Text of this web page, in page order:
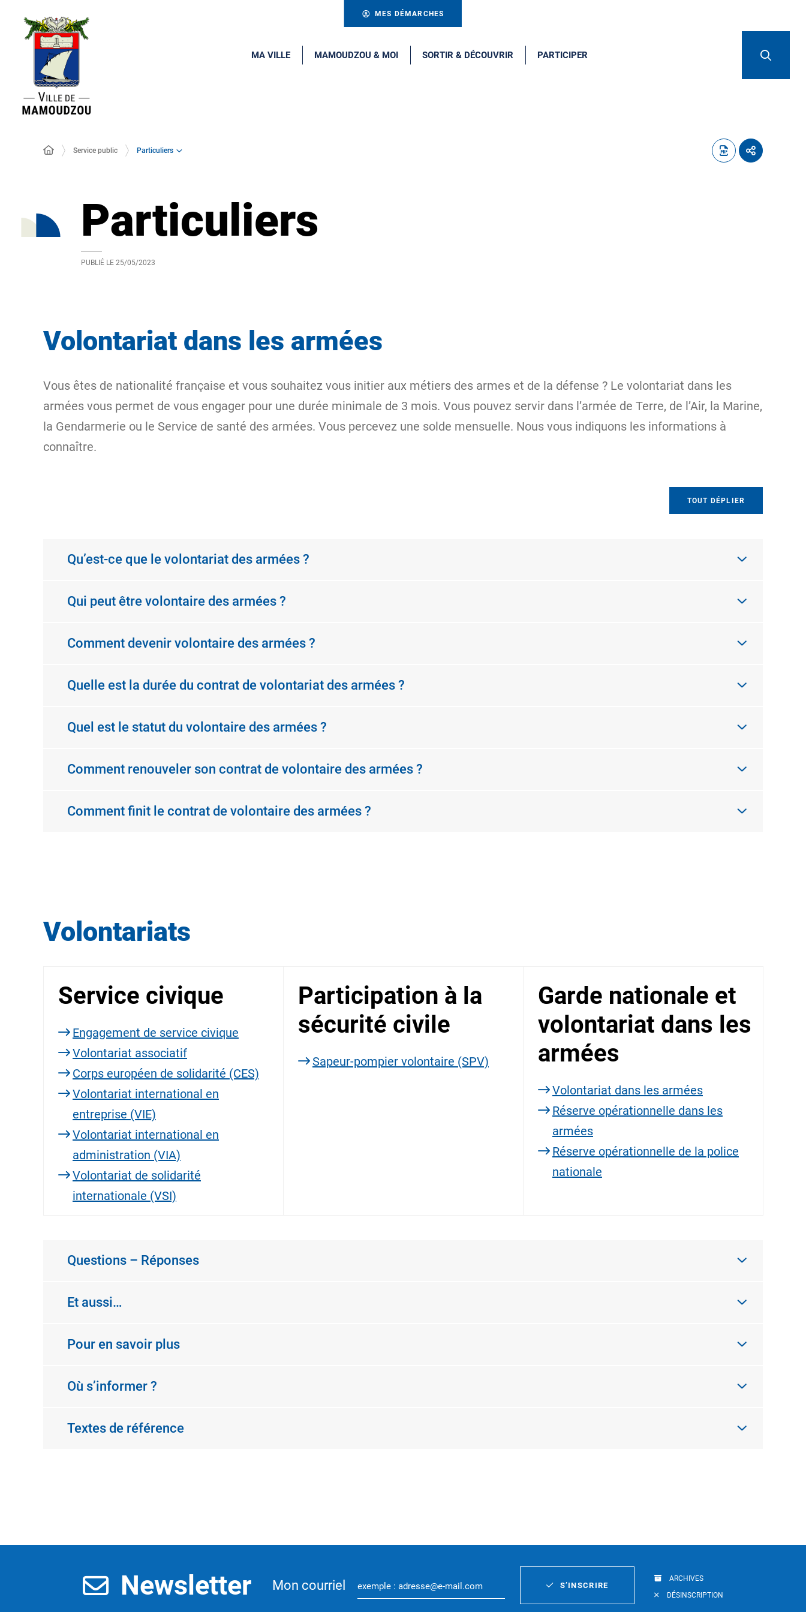
MES DÉMARCHES
MA VILLE MAMOUDZOU & MOI SORTIR & DÉCOUVRIR PARTICIPER
Service public Particuliers
Particuliers
PUBLIÉ LE 25/05/2023
Volontariat dans les armées
Vous êtes de nationalité française et vous souhaitez vous initier aux métiers des armes et de la défense ? Le volontariat dans les
armées vous permet de vous engager pour une durée minimale de 3 mois. Vous pouvez servir dans l’armée de Terre, de l’Air, la Marine,
la Gendarmerie ou le Service de santé des armées. Vous percevez une solde mensuelle. Nous vous indiquons les informations à
connaître.
TOUT DÉPLIER
Qu’est-ce que le volontariat des armées ?
Qui peut être volontaire des armées ?
Comment devenir volontaire des armées ?
Quelle est la durée du contrat de volontariat des armées ?
Quel est le statut du volontaire des armées ?
Comment renouveler son contrat de volontaire des armées ?
Comment finit le contrat de volontaire des armées ?
Volontariats
Service civique
Engagement de service civique
Volontariat associatif
Corps européen de solidarité (CES)
Volontariat international en
entreprise (VIE)
Volontariat international en
administration (VIA)
Volontariat de solidarité
internationale (VSI)
Participation à la
sécurité civile
Sapeur-pompier volontaire (SPV)
Garde nationale et
volontariat dans les
armées
Volontariat dans les armées
Réserve opérationnelle dans les
armées
Réserve opérationnelle de la police
nationale
Questions – Réponses
Et aussi…
Pour en savoir plus
Où s’informer ?
Textes de référence
Newsletter Mon courriel S’INSCRIRE
ARCHIVES
DÉSINSCRIPTION